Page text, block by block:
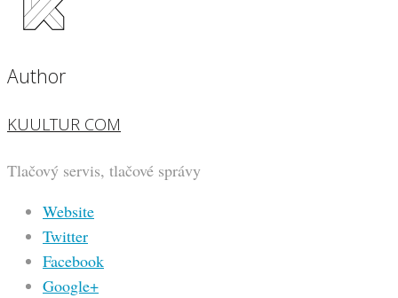
Author
KUULTUR COM
Tlačový servis, tlačové správy
Website
Twitter
Facebook
Google+